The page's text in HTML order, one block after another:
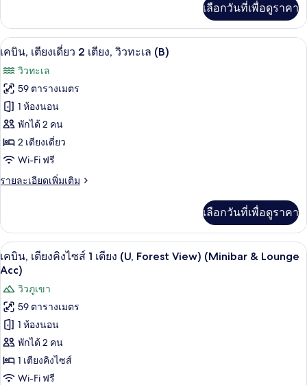
เตียง,
วิว
ทะเล
(B)
เกี่ยว
กับ
เคบิน,
คิง
ไซส์
เตียง,
วิว
ทะเล
(B)
เลือกวันที่เพื่อดูราคา
เปิด
ภาพถ่าย
ทั้งหมด
ของ
เคบิน,
เตียง
เดี่ยว
2
วิว
ทะเล
(B)
เครื่องนอนระดับพรีเมียม, ผ้านวมขนเ
8
เคบิน, เตียงเดี่ยว 2 เตียง, วิวทะเล (B)
วิวทะเล
59 ตารางเมตร
1 ห้องนอน
พักได้ 2 คน
2 เตียงเดี่ยว
Wi-Fi ฟรี
รายละเอียดเพิ่มเติม
ราย
เกี่ยว
กับ
เคบิน,
เตียง
เดี่ยว
2
เตียง,
วิว
ทะเล
(B)
เลือกวันที่เพื่อดูราคา
เปิด
ภาพถ่าย
ทั้งหมด
ของ
เคบิน,
เตียง
คิง
เครื่องนอนระดับพรีเมียม, ผ้านวมขนเ
7
เคบิน, เตียงคิงไซส์ 1 เตียง (U, Forest View) (Minibar & Lounge
Acc)
วิวภูเขา
59 ตารางเมตร
1 ห้องนอน
พักได้ 2 คน
1 เตียงคิงไซส์
Wi-Fi ฟรี